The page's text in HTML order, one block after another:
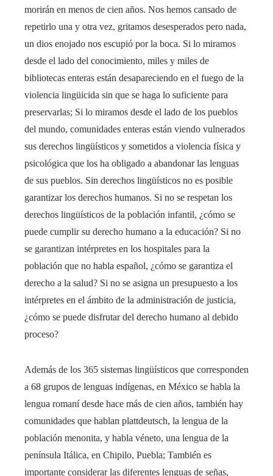
morirán en menos de cien años. Nos hemos cansado de
repetirlo una y otra vez, gritamos desesperados pero nada,
un dios enojado nos escupió por la boca. Si lo miramos
desde el lado del conocimiento, miles y miles de
bibliotecas enteras están desapareciendo en el fuego de la
violencia lingüicida sin que se haga lo suficiente para
preservarlas; Si lo miramos desde el lado de los pueblos
del mundo, comunidades enteras están viendo vulnerados
sus derechos lingüísticos y sometidos a violencia física y
psicológica que los ha obligado a abandonar las lenguas
de sus pueblos. Sin derechos lingüísticos no es posible
garantizar los derechos humanos. Si no se respetan los
derechos lingüísticos de la población infantil, ¿cómo se
puede cumplir su derecho humano a la educación? Si no
se garantizan intérpretes en los hospitales para la
población que no habla español, ¿cómo se garantiza el
derecho a la salud? Si no se asigna un presupuesto a los
intérpretes en el ámbito de la administración de justicia,
¿cómo se puede disfrutar del derecho humano al debido
proceso?
Además de los 365 sistemas lingüísticos que corresponden
a 68 grupos de lenguas indígenas, en México se habla la
lengua romaní desde hace más de cien años, también hay
comunidades que hablan plattdeutsch, la lengua de la
población menonita, y habla véneto, una lengua de la
península Itálica, en Chipilo, Puebla; También es
importante considerar las diferentes lenguas de señas,